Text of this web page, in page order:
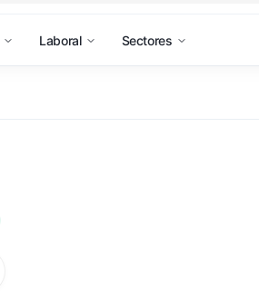
Laboral Sectores